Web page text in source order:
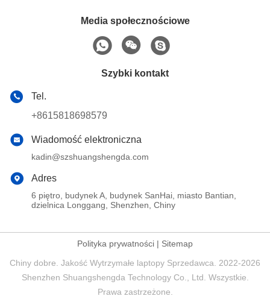
Media społecznościowe
Szybki kontakt
Tel.
+8615818698579
Wiadomość elektroniczna
kadin@szshuangshengda.com
Adres
6 piętro, budynek A, budynek SanHai, miasto Bantian,
dzielnica Longgang, Shenzhen, Chiny
Polityka prywatności | Sitemap
Chiny dobre. Jakość Wytrzymałe laptopy Sprzedawca. 2022-2026
Shenzhen Shuangshengda Technology Co., Ltd. Wszystkie.
Prawa zastrzeżone.